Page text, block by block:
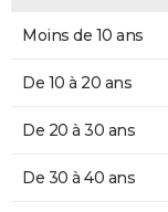
Moins de 10 ans
De 10 à 20 ans
De 20 à 30 ans
De 30 à 40 ans